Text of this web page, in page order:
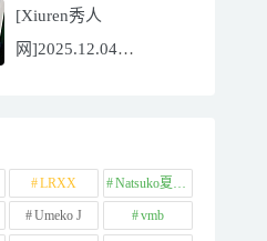
Well11[67P/745.99MB]
[Xiuren秀人
网]2025.12.04
LRXX Natsuko夏夏子
Umeko J vmb